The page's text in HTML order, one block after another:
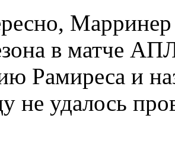
в матче
Рамиреса и
не удалось